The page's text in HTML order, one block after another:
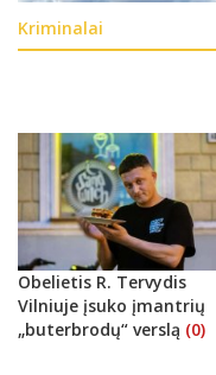
Kriminalai
Obelietis R. Tervydis
Vilniuje įsuko įmantrių
„buterbrodų“ verslą (0)